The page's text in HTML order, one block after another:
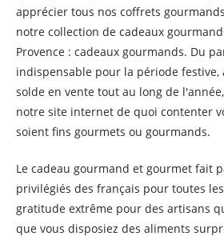
apprécier tous nos coffrets
notre collection de cadeaux
Provence : cadeaux gourmands. Du
indispensable pour la période
solde en vente tout au long de
notre site internet de quoi contenter
soient fins gourmets ou gourmands.
Le cadeau gourmand et gourmet fait
privilégiés des français pour toutes
gratitude extrême pour des artisans
que vous disposiez des aliments